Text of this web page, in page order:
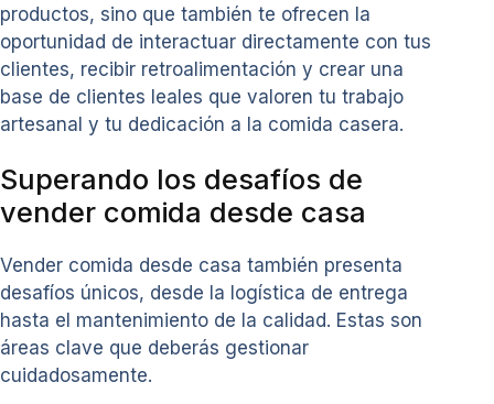
productos, sino que también te ofrecen la
oportunidad de interactuar directamente con tus
clientes, recibir retroalimentación y crear una
base de clientes leales que valoren tu trabajo
artesanal y tu dedicación a la comida casera.
Superando los desafíos de
vender comida desde casa
Vender comida desde casa también presenta
desafíos únicos, desde la logística de entrega
hasta el mantenimiento de la calidad. Estas son
áreas clave que deberás gestionar
cuidadosamente.